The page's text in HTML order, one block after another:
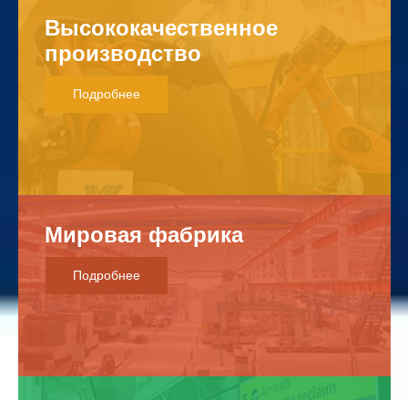
Высококачественное
производство
Подробнее
Мировая фабрика
Подробнее